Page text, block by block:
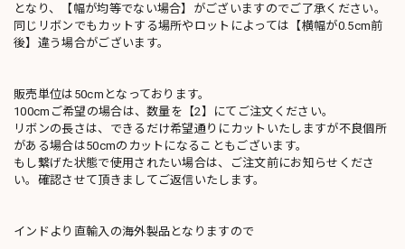
となり、【幅が均等でない場合】がございますのでご了承ください。
同じリボンでもカットする場所やロットによっては【横幅が0.5cm前
後】違う場合がございます。
販売単位は50cmとなっております。
100cmご希望の場合は、数量を【2】にてご注文ください。
リボンの長さは、できるだけ希望通りにカットいたしますが不良個所
がある場合は50cmのカットになることもございます。
もし繋げた状態で使用されたい場合は、ご注文前にお知らせくださ
い。確認させて頂きましてご返信いたします。
インドより直輸入の海外製品となりますので